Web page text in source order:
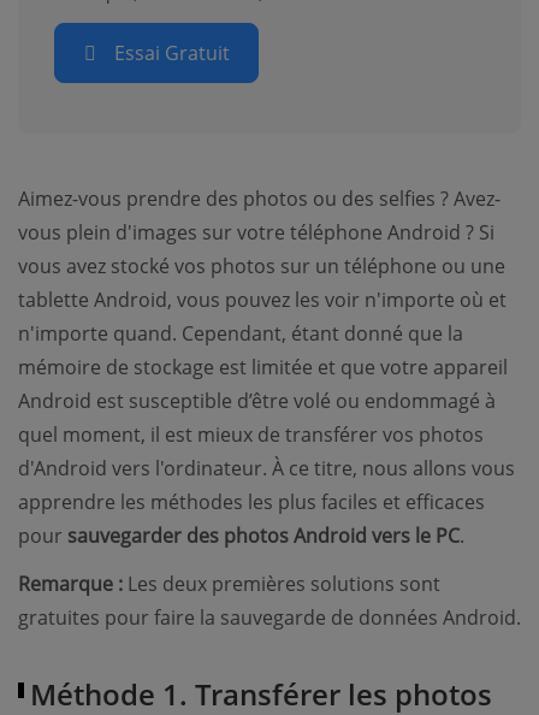
Essai Gratuit
Aimez-vous prendre des photos ou des selfies ? Avez-
vous plein d'images sur votre téléphone Android ? Si
vous avez stocké vos photos sur un téléphone ou une
tablette Android, vous pouvez les voir n'importe où et
n'importe quand. Cependant, étant donné que la
mémoire de stockage est limitée et que votre appareil
Android est susceptible d’être volé ou endommagé à
quel moment, il est mieux de transférer vos photos
d'Android vers l'ordinateur. À ce titre, nous allons vous
apprendre les méthodes les plus faciles et efficaces
pour sauvegarder des photos Android vers le PC.
Remarque : Les deux premières solutions sont
gratuites pour faire la sauvegarde de données Android.
Méthode 1. Transférer les photos